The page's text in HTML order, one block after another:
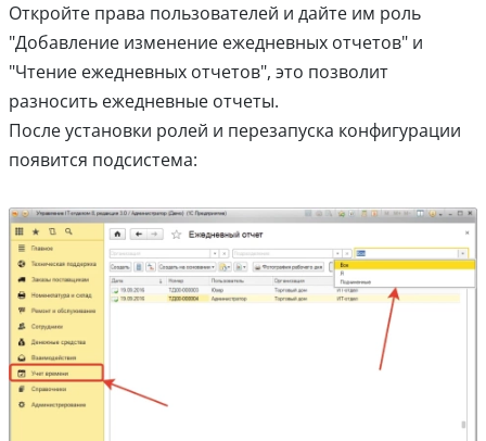
Откройте права пользователей и дайте им роль
"Добавление изменение ежедневных отчетов" и
"Чтение ежедневных отчетов", это позволит
разносить ежедневные отчеты.
После установки ролей и перезапуска конфигурации
появится подсистема: